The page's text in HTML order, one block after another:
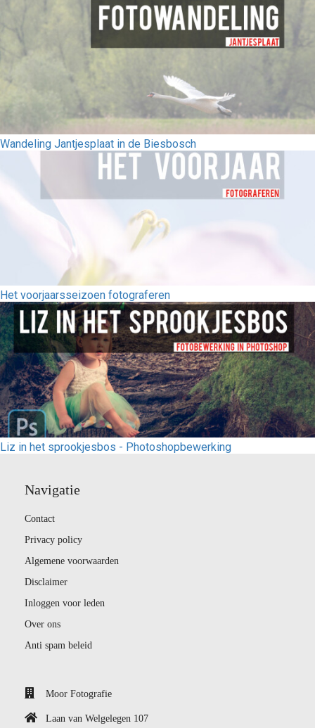
Wandeling Jantjesplaat in de Biesbosch
Het voorjaarsseizoen fotograferen
Liz in het sprookjesbos - Photoshopbewerking
Navigatie
Contact
Privacy policy
Algemene voorwaarden
Disclaimer
Inloggen voor leden
Over ons
Anti spam beleid
Moor Fotografie
Laan van Welgelegen 107